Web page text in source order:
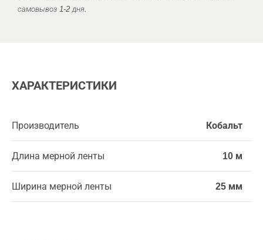
самовывоз 1-2 дня.
ХАРАКТЕРИСТИКИ
Производитель Кобальт
Длина мерной ленты 10 м
Ширина мерной ленты 25 мм